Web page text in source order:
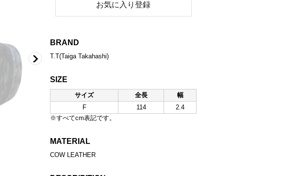
お気に入り登録
BRAND
T.T(Taiga Takahashi)
SIZE
サイズ 全長
幅
F
114
2.4
※すべてcm表記です。
MATERIAL
COW LEATHER